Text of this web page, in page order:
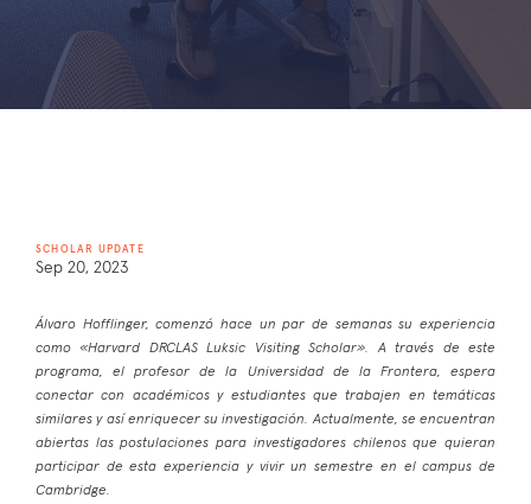
SCHOLAR UPDATE
Sep 20, 2023
Álvaro Hofflinger, comenzó hace un par de semanas su experiencia
como «Harvard DRCLAS Luksic Visiting Scholar». A través de este
programa, el profesor de la Universidad de la Frontera, espera
conectar con académicos y estudiantes que trabajen en temáticas
similares y así enriquecer su investigación. Actualmente, se encuentran
abiertas las postulaciones para investigadores chilenos que quieran
participar de esta experiencia y vivir un semestre en el campus de
Cambridge.